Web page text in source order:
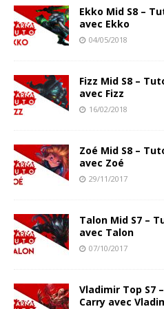
Ekko Mid S8 –
avec Ekko
04/05/2018
Fizz Mid S8 –
avec Fizz
16/02/2018
Zoé Mid S8 –
avec Zoé
29/11/2017
Talon Mid S7 –
avec Talon
07/10/2017
Vladimir Top S7
Carry avec